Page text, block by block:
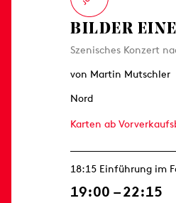
BILDER
Szenisches Konzert
von Martin Mutschler
Nord
Karten ab
18:15 Einführung im
19:00 – 22:15